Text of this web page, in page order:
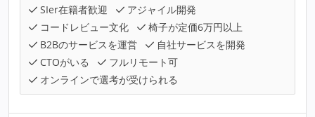
SIer在籍者歓迎
アジャイル開発
コードレビュー文化
椅子が定価6万円以上
B2Bのサービスを運営
自社サービスを開発
CTOがいる
フルリモート可
オンラインで選考が受けられる